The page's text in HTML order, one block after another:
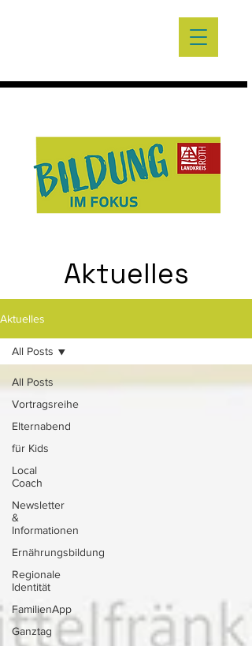
Aktuelles
Aktuelles
All Posts
Vortragsreihe
Elternabend
für Kids
Local
Coach
Newsletter
&
Informationen
Ernährungsbildung
Regionale
Identität
FamilienApp
Ganztag
All Posts